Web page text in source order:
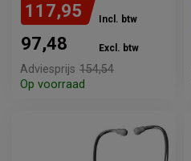
117,95 Incl. btw
97,48 Excl. btw
Adviesprijs 154,54
Op voorraad